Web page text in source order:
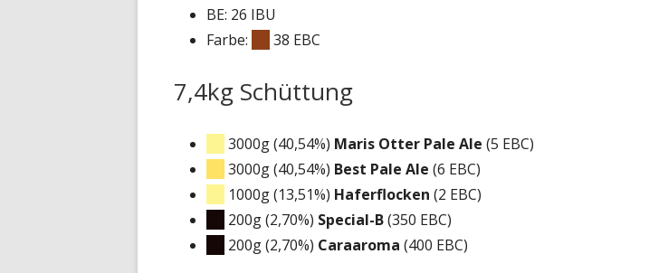
BE: 26 IBU
Farbe:
38 EBC
7,4kg Schüttung
3000g (40,54%) Maris Otter Pale Ale (5 EBC)
3000g (40,54%) Best Pale Ale (6 EBC)
1000g (13,51%) Haferflocken (2 EBC)
200g (2,70%) Special-B(350 EBC)
200g (2,70%) Caraaroma (400 EBC)